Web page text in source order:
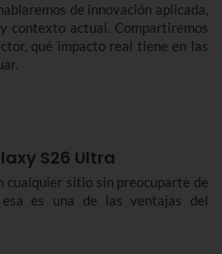
de innovación aplicada,
contexto actual. Compartiremos
qué impacto real tiene en las
S26 Ultra
cualquier sitio sin preocuparte de
es una de las ventajas del